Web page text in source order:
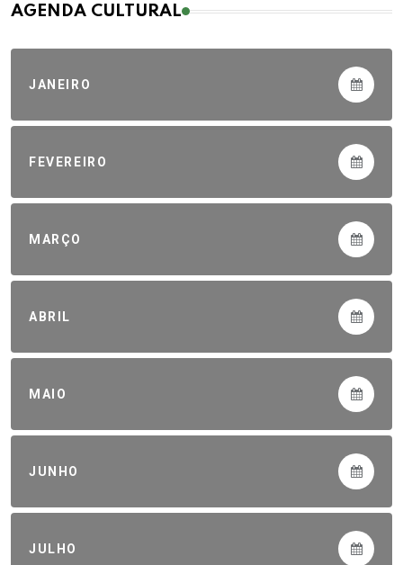
AGENDA CULTURAL
JANEIRO
FEVEREIRO
MARÇO
ABRIL
MAIO
JUNHO
JULHO